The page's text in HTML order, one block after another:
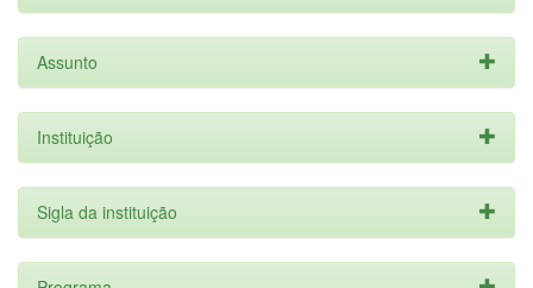
Assunto
Instituição
Sigla da instituição